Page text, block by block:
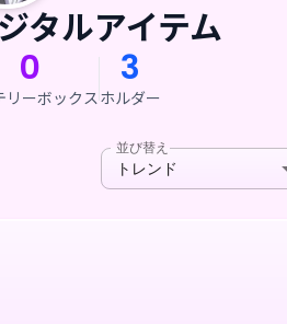
タルアイテム
0
リーボックス
3
ホルダー
並び替え
トレンド